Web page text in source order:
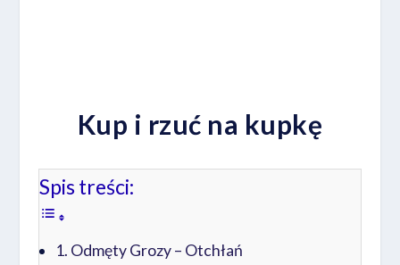
Kup i rzuć na kupkę
Spis treści:
Odmęty Grozy – Otchłań